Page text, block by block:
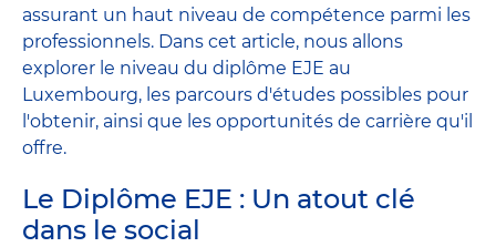
assurant un haut niveau de compétence parmi les
professionnels. Dans cet article, nous allons
explorer le niveau du diplôme EJE au
Luxembourg, les parcours d'études possibles pour
l'obtenir, ainsi que les opportunités de carrière qu'il
offre.
Le Diplôme EJE : Un atout clé
dans le social